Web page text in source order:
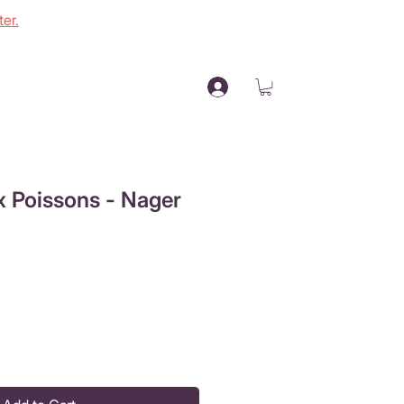
Poissons - Nager